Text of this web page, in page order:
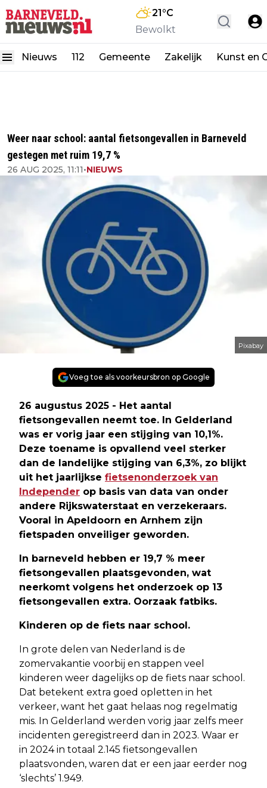
21°C
Bewolkt
Nieuws 112 Gemeente Zakelijk Kunst en
Weer naar school: aantal fietsongevallen in Barneveld
gestegen met ruim 19,7 %
26 AUG 2025, 11:11•NIEUWS
Pixabay
Voeg toe als voorkeursbron op Google
26 augustus 2025 - Het aantal
fietsongevallen neemt toe. In Gelderland
was er vorig jaar een stijging van 10,1%.
Deze toename is opvallend veel sterker
dan de landelijke stijging van 6,3%, zo blijkt
uit het jaarlijkse fietsenonderzoek van
Independer op basis van data van onder
andere Rijkswaterstaat en verzekeraars.
Vooral in Apeldoorn en Arnhem zijn
fietspaden onveiliger geworden.
In barneveld hebben er 19,7 % meer
fietsongevallen plaatsgevonden, wat
neerkomt volgens het onderzoek op 13
fietsongevallen extra. Oorzaak fatbiks.
Kinderen op de fiets naar school.
In grote delen van Nederland is de
zomervakantie voorbij en stappen veel
kinderen weer dagelijks op de fiets naar school.
Dat betekent extra goed opletten in het
verkeer, want het gaat helaas nog regelmatig
mis. In Gelderland werden vorig jaar zelfs meer
incidenten geregistreerd dan in 2023. Waar er
in 2024 in totaal 2.145 fietsongevallen
plaatsvonden, waren dat er een jaar eerder nog
‘slechts’ 1.949.